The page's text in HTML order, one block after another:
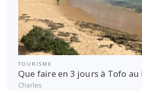
TOURISME
Que faire en 3 jours à Tofo
Charles